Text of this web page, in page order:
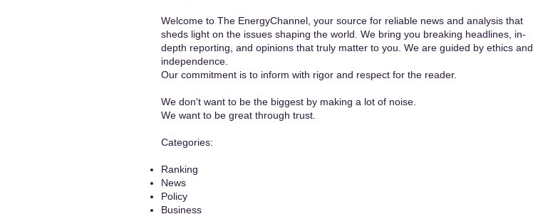
Welcome to The EnergyChannel, your source for reliable news and analysis that
sheds light on the issues shaping the world. We bring you breaking headlines, in-
depth reporting, and opinions that truly matter to you. We are guided by ethics and
independence.
Our commitment is to inform with rigor and respect for the reader.
We don't want to be the biggest by making a lot of noise.
We want to be great through trust.
​Categories:
Ranking
News
Policy
Business